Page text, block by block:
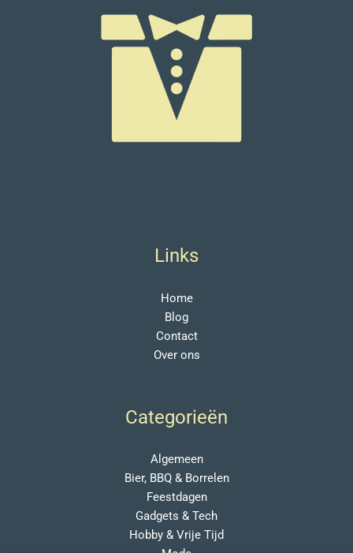
Links
Home
Blog
Contact
Over ons
Categorieën
Algemeen
Bier, BBQ & Borrelen
Feestdagen
Gadgets & Tech
Hobby & Vrije Tijd